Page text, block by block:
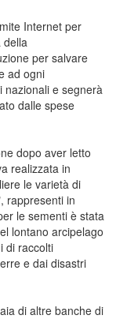
Internet per
della
per salvare
ad ogni
nazionali e segnerà
dalle spese
dopo aver letto
realizzata in
le varietà di
rappresenti in
le sementi è stata
lontano arcipelago
di raccolti
e dai disastri
di altre banche di